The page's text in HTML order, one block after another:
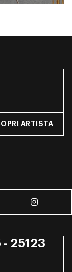
ARTISTA
25123